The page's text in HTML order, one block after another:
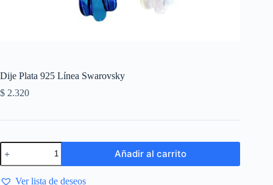
Dije Plata 925 Línea Swarovsky
$ 2.320
Añadir al carrito
Ver lista de deseos